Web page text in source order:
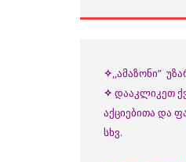
✧,,ამაზონი”
✧ დააკლიკეთ
აქციებითა და
სხვ.